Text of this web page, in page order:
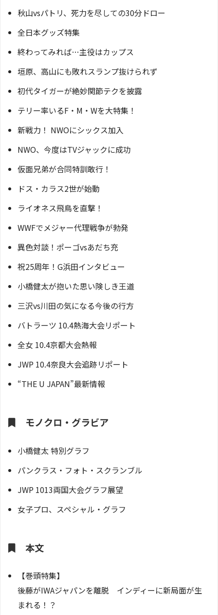
秋山vsパトリ、死力を尽しての30分ドロー
全日本グッズ特集
終わってみれば…主役はカップス
垣原、高山にも敗れスランプ抜けられず
初代タイガーが絶妙関節テクを披露
テリー率いるF・M・Wを大特集！
新戦力！ NWOにシックス加入
NWO、今度はTVジャックに成功
仮面兄弟が合同特訓敢行！
ドス・カラス2世が始動
ライオネス飛鳥を直撃！
WWFでメジャー代理戦争が勃発
異色対談！ポーゴvsあだち充
祝25周年！G浜田インタビュー
小橋健太が抱いた思い険しき王道
三沢vs川田の気になる今後の行方
バトラーツ 10.4熱海大会リポート
全女 10.4京都大会熱報
JWP 10.4奈良大会追跡リポート
“THE U JAPAN”最新情報
モノクロ・グラビア
小橋健太 特別グラフ
パンクラス・フォト・スクランブル
JWP 1013両国大会グラフ展望
女子プロ、スペシャル・グラフ
本文
【巻頭特集】
後藤がIWAジャパンを離脱 インディーに新局面が生
まれる！？